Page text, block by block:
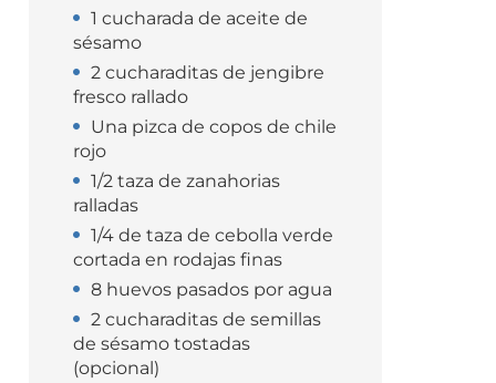
1 cucharada de aceite de
sésamo
2 cucharaditas de jengibre
fresco rallado
Una pizca de copos de chile
rojo
1/2 taza de zanahorias
ralladas
1/4 de taza de cebolla verde
cortada en rodajas finas
8 huevos pasados por agua
2 cucharaditas de semillas
de sésamo tostadas
(opcional)